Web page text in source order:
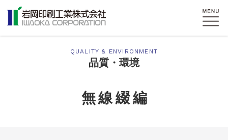
QUALITY & ENVIRONMENT
品質・環境
無線綴編